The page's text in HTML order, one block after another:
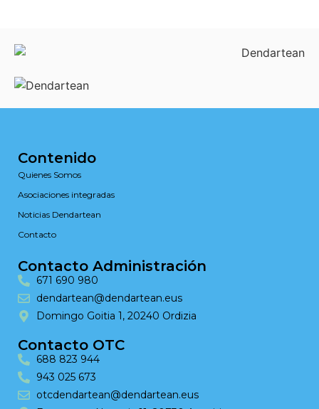
Contenido
Quienes Somos
Asociaciones integradas
Noticias Dendartean
Contacto
Contacto Administración
671 690 980
dendartean@dendartean.eus
Domingo Goitia 1, 20240 Ordizia
Contacto OTC
688 823 944
943 025 673
otcdendartean@dendartean.eus